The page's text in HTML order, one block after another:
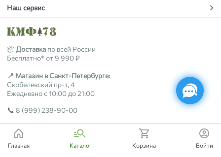
Наш сервис
📦Доставка по всей России
Бесплатно* от 9 990 ₽
📍 Магазин в Санкт-Петербурге:
Скобелевский пр-т, 4
Ежедневно с 10:00 до 21:00
📞 8 (999) 238-90-00
2018-2026 © kmf78.ru
Главная Каталог Корзина Войти